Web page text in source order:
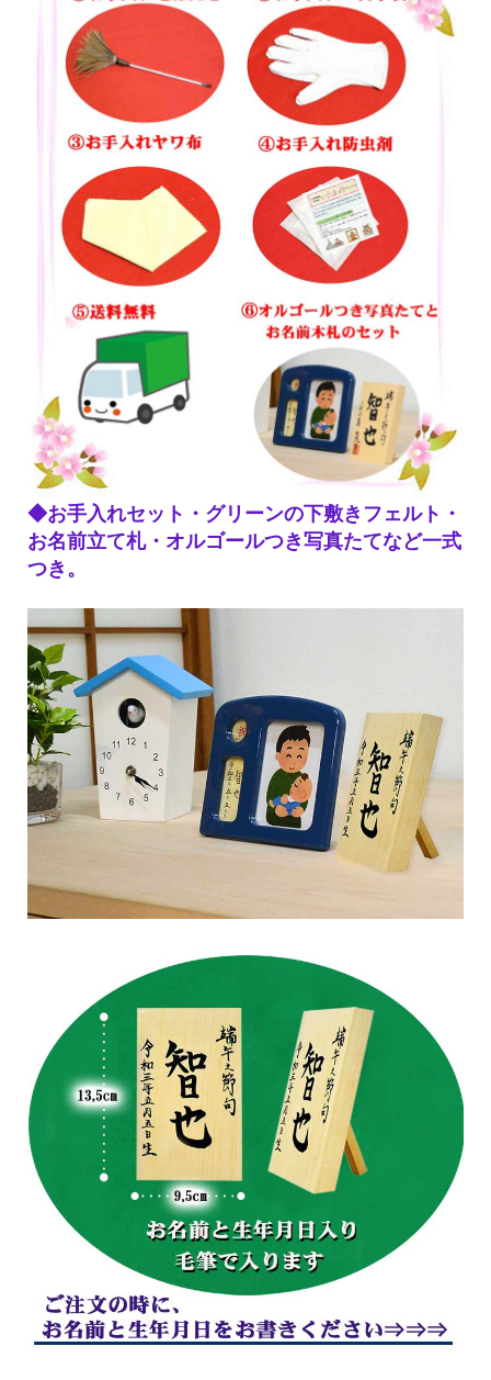
◆お手入れセット・グリーンの下敷きフェルト・
お名前立て札・オルゴールつき写真たてなど一式
つき。